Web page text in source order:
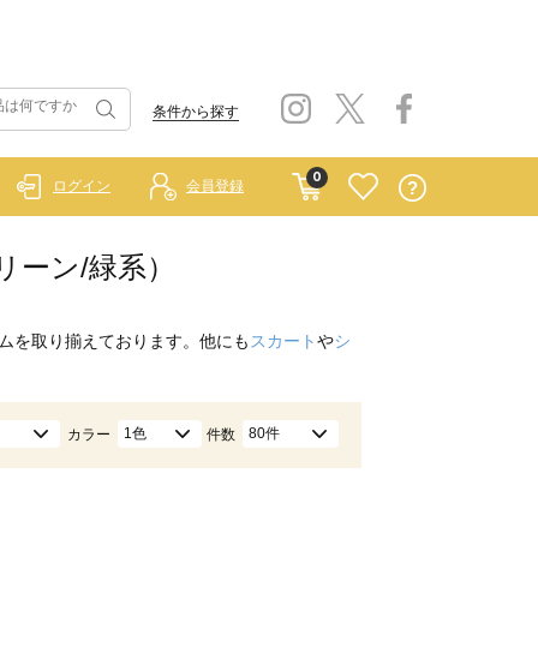
条件から探す
0
ログイン 会員登録
ン/緑系）
を取り揃えております。他にも スカートやシ
カラー 1色 件数 80件